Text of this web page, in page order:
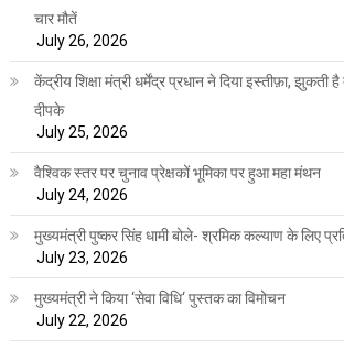
चार मौतें
July 26, 2026
केंद्रीय शिक्षा मंत्री धर्मेंद्र प्रधान ने दिया इस्तीफ़ा, झुकती है
दीपके
July 25, 2026
वैश्विक स्तर पर चुनाव प्रेक्षकों भूमिका पर हुआ महा मंथन
July 24, 2026
मुख्यमंत्री पुष्कर सिंह धामी बोले- श्रमिक कल्याण के लिए
July 23, 2026
मुख्यमंत्री ने किया ‘सेवा विधि‘ पुस्तक का विमोचन
July 22, 2026